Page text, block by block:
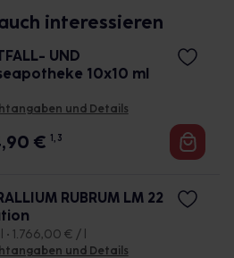
interessieren
UND
10x10 ml
und Details
€ 1, 3
RUBRUM LM 22
• 1.766,00 € / l
und Details